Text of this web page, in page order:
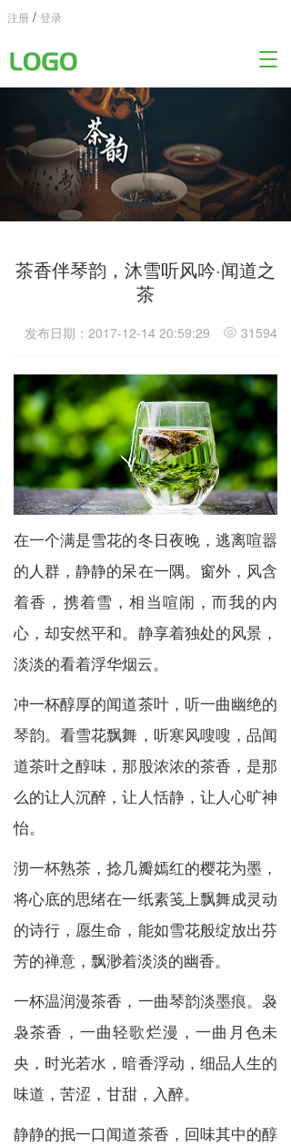
注册 / 登录
T
n
a
i
a
t
n
茶香伴琴韵，沐雪听风吟·闻道之
茶
发布日期：2017-12-14 20:59:29 31594
在一个满是雪花的冬日夜晚，逃离喧嚣
的人群，静静的呆在一隅。窗外，风含
着香，携着雪，相当喧闹，而我的内
心，却安然平和。静享着独处的风景，
淡淡的看着浮华烟云。
冲一杯醇厚的闻道茶叶，听一曲幽绝的
琴韵。看雪花飘舞，听寒风嗖嗖，品闻
道茶叶之醇味，那股浓浓的茶香，是那
么的让人沉醉，让人恬静，让人心旷神
怡。
沏一杯熟茶，捻几瓣嫣红的樱花为墨，
将心底的思绪在一纸素笺上飘舞成灵动
的诗行，愿生命，能如雪花般绽放出芬
芳的禅意，飘渺着淡淡的幽香。
一杯温润漫茶香，一曲琴韵淡墨痕。袅
袅茶香，一曲轻歌烂漫，一曲月色未
央，时光若水，暗香浮动，细品人生的
味道，苦涩，甘甜，入醉。
静静的抿一口闻道茶香，回味其中的醇